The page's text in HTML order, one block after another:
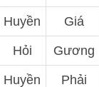
Huyền Giá
Hỏi Gương
Huyền Phải